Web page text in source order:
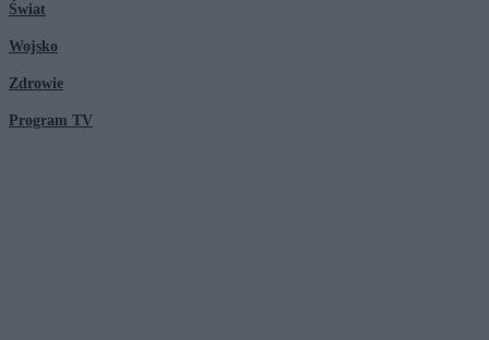
Świat
Wojsko
Zdrowie
Program TV